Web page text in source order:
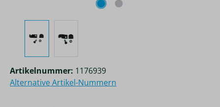
Artikelnummer: 1176939
Alternative Artikel-Nummern